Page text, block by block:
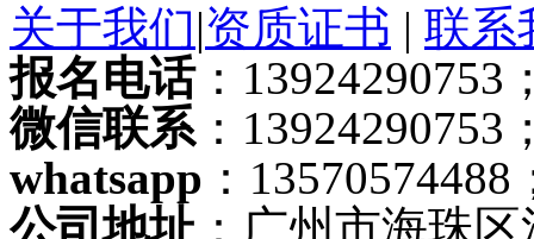
关于我们|资质证书 | 联系
报名电话：13924290753
微信联系：13924290753
whatsapp ：13570574488
公司地址 ：广州市海珠